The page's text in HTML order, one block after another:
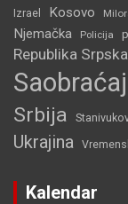
Izrael Kosovo
Njemačka Policija
Republika Srpska
Srbija
Ukrajina
Kalendar